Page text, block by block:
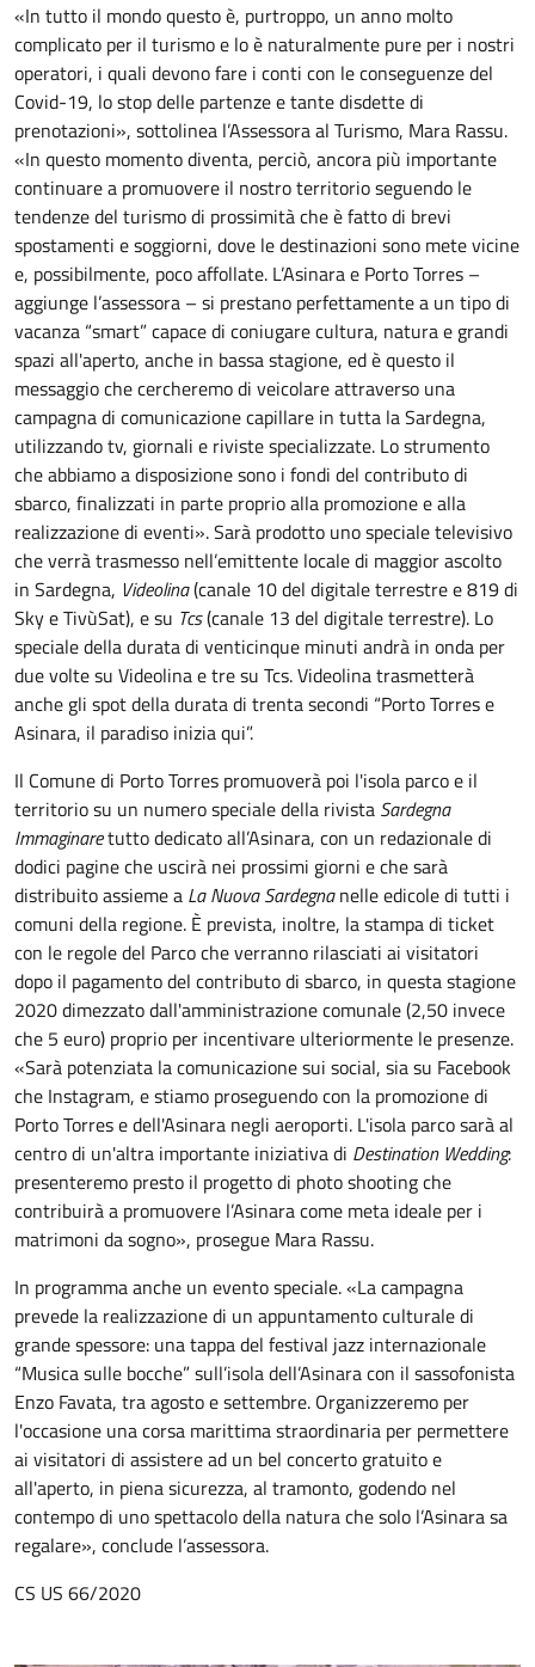
«In tutto il mondo questo è, purtroppo, un anno molto
complicato per il turismo e lo è naturalmente pure per i nostri
operatori, i quali devono fare i conti con le conseguenze del
Covid-19, lo stop delle partenze e tante disdette di
prenotazioni», sottolinea l’Assessora al Turismo, Mara Rassu.
«In questo momento diventa, perciò, ancora più importante
continuare a promuovere il nostro territorio seguendo le
tendenze del turismo di prossimità che è fatto di brevi
spostamenti e soggiorni, dove le destinazioni sono mete vicine
e, possibilmente, poco affollate. L’Asinara e Porto Torres –
aggiunge l’assessora – si prestano perfettamente a un tipo di
vacanza “smart” capace di coniugare cultura, natura e grandi
spazi all'aperto, anche in bassa stagione, ed è questo il
messaggio che cercheremo di veicolare attraverso una
campagna di comunicazione capillare in tutta la Sardegna,
utilizzando tv, giornali e riviste specializzate. Lo strumento
che abbiamo a disposizione sono i fondi del contributo di
sbarco, finalizzati in parte proprio alla promozione e alla
realizzazione di eventi». Sarà prodotto uno speciale televisivo
che verrà trasmesso nell’emittente locale di maggior ascolto
in Sardegna, Videolina(canale 10 del digitale terrestre e 819 di
Sky e TivùSat), e su Tcs(canale 13 del digitale terrestre). Lo
speciale della durata di venticinque minuti andrà in onda per
due volte su Videolina e tre su Tcs. Videolina trasmetterà
anche gli spot della durata di trenta secondi “Porto Torres e
Asinara, il paradiso inizia qui”.
Il Comune di Porto Torres promuoverà poi l'isola parco e il
territorio su un numero speciale della rivista Sardegna
Immaginaretutto dedicato all’Asinara, con un redazionale di
dodici pagine che uscirà nei prossimi giorni e che sarà
distribuito assieme a La Nuova Sardegnanelle edicole di tutti i
comuni della regione. È prevista, inoltre, la stampa di ticket
con le regole del Parco che verranno rilasciati ai visitatori
dopo il pagamento del contributo di sbarco, in questa stagione
2020 dimezzato dall'amministrazione comunale (2,50 invece
che 5 euro) proprio per incentivare ulteriormente le presenze.
«Sarà potenziata la comunicazione sui social, sia su Facebook
che Instagram, e stiamo proseguendo con la promozione di
Porto Torres e dell'Asinara negli aeroporti. L'isola parco sarà al
centro di un'altra importante iniziativa di Destination Wedding:
presenteremo presto il progetto di photo shooting che
contribuirà a promuovere l’Asinara come meta ideale per i
matrimoni da sogno», prosegue Mara Rassu.
In programma anche un evento speciale. «La campagna
prevede la realizzazione di un appuntamento culturale di
grande spessore: una tappa del festival jazz internazionale
“Musica sulle bocche” sull’isola dell’Asinara con il sassofonista
Enzo Favata, tra agosto e settembre. Organizzeremo per
l'occasione una corsa marittima straordinaria per permettere
ai visitatori di assistere ad un bel concerto gratuito e
all'aperto, in piena sicurezza, al tramonto, godendo nel
contempo di uno spettacolo della natura che solo l’Asinara sa
regalare», conclude l’assessora.
CS US 66/2020